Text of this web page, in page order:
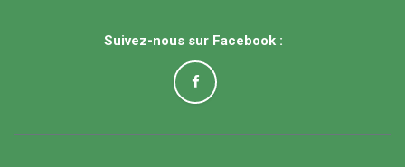
Suivez-nous sur Facebook :